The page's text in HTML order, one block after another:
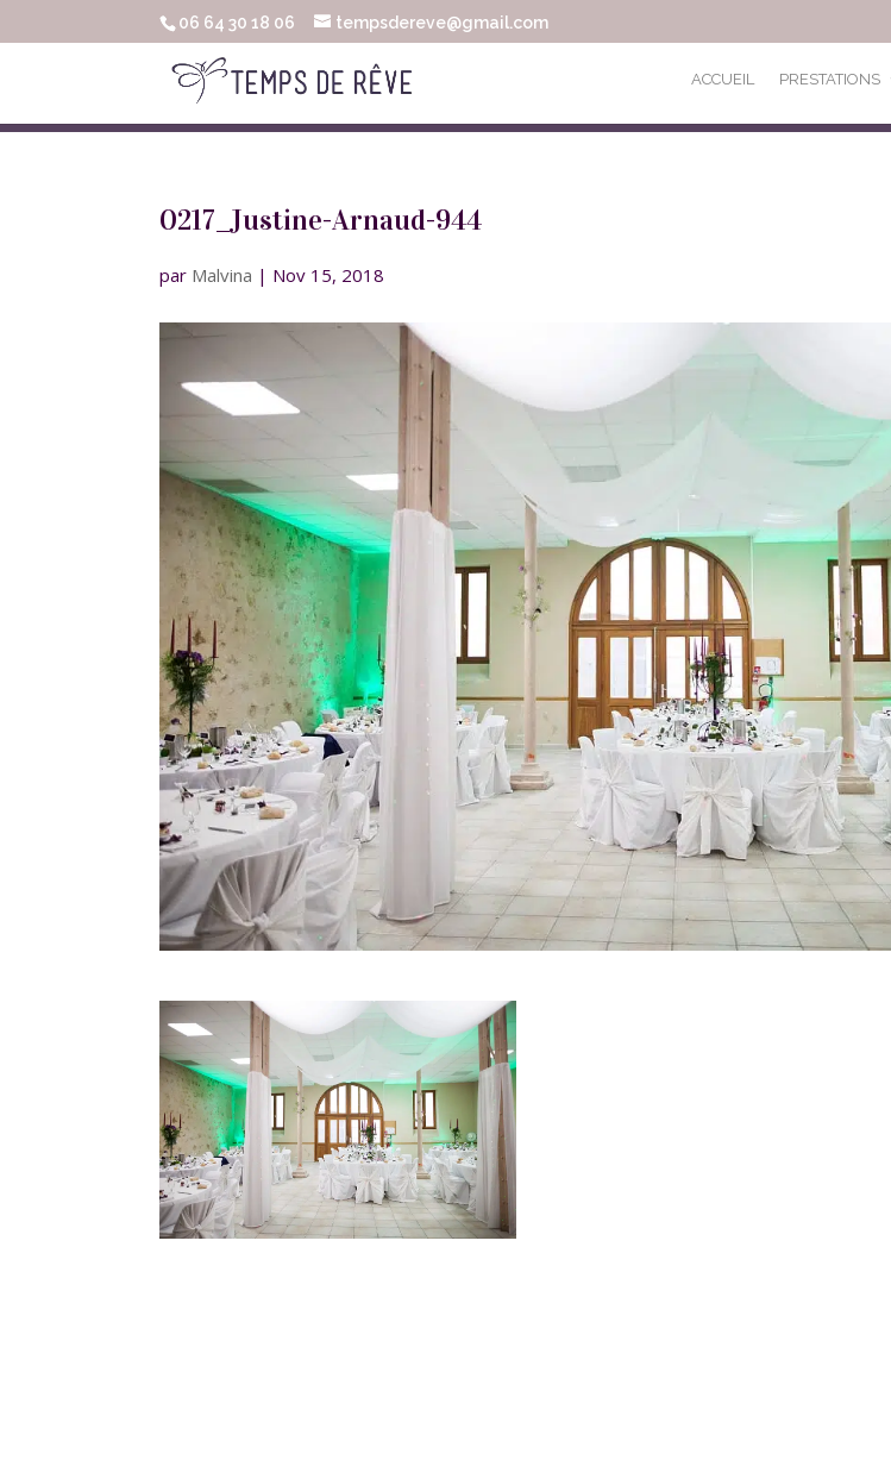
06 64 30 18 06 tempsdereve@gmail.com
ACCUEIL PRESTATIONS
0217_Justine-Arnaud-944
par Malvina | Nov 15, 2018